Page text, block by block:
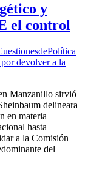
y
el control
Manzanillo sirvió
delineara
en materia
hasta
a la Comisión
del